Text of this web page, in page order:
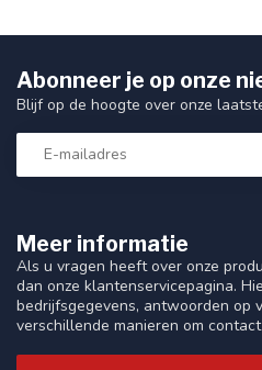
Meer informatie
Als u vragen heeft over onze
dan onze klantenservicepagina.
bedrijfsgegevens, antwoorden op
verschillende manieren om
Abonneer je op onze
Blijf op de hoogte over onze